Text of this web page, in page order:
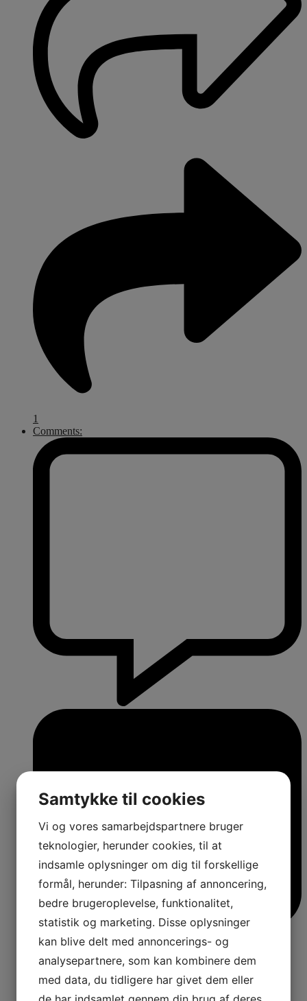
1
Comments:
Samtykke til cookies
Vi og vores samarbejdspartnere bruger
teknologier, herunder cookies, til at
indsamle oplysninger om dig til forskellige
formål, herunder: Tilpasning af annoncering,
bedre brugeroplevelse, funktionalitet,
statistik og marketing. Disse oplysninger
kan blive delt med annoncerings- og
analysepartnere, som kan kombinere dem
med data, du tidligere har givet dem eller